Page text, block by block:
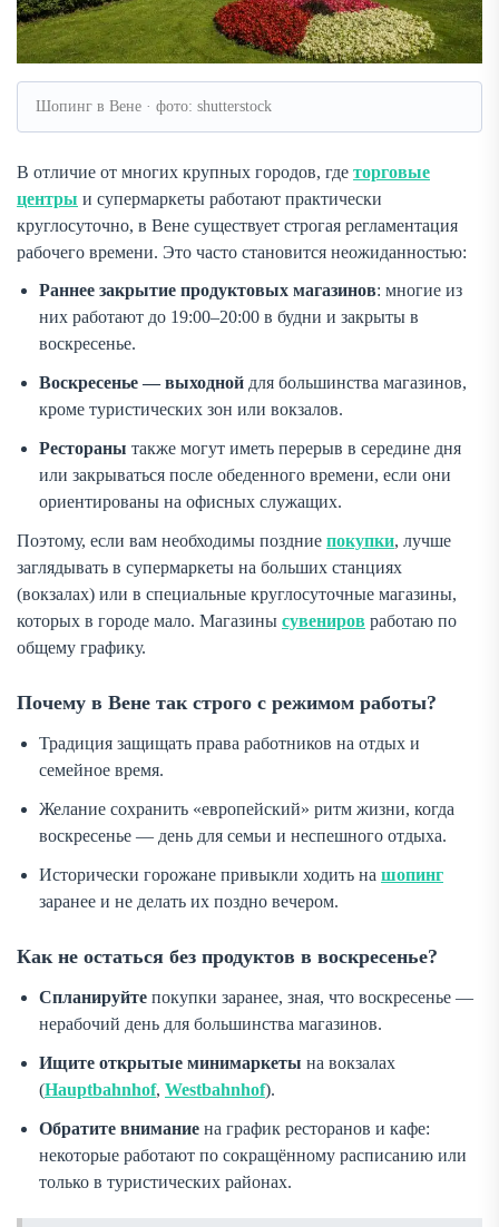
Шопинг в Вене · фото: shutterstock
В отличие от многих крупных городов, где торговые
центры и супермаркеты работают практически
круглосуточно, в Вене существует строгая регламентация
рабочего времени. Это часто становится неожиданностью:
Раннее закрытие продуктовых магазинов: многие из
них работают до 19:00–20:00 в будни и закрыты в
воскресенье.
Воскресенье — выходной для большинства магазинов,
кроме туристических зон или вокзалов.
Рестораны также могут иметь перерыв в середине дня
или закрываться после обеденного времени, если они
ориентированы на офисных служащих.
Поэтому, если вам необходимы поздние покупки, лучше
заглядывать в супермаркеты на больших станциях
(вокзалах) или в специальные круглосуточные магазины,
которых в городе мало. Магазины сувениров работаю по
общему графику.
Почему в Вене так строго с режимом работы?
Традиция защищать права работников на отдых и
семейное время.
Желание сохранить «европейский» ритм жизни, когда
воскресенье — день для семьи и неспешного отдыха.
Исторически горожане привыкли ходить на шопинг
заранее и не делать их поздно вечером.
Как не остаться без продуктов в воскресенье?
Спланируйте покупки заранее, зная, что воскресенье —
нерабочий день для большинства магазинов.
Ищите открытые минимаркеты на вокзалах
(Hauptbahnhof, Westbahnhof).
Обратите внимание на график ресторанов и кафе:
некоторые работают по сокращённому расписанию или
только в туристических районах.